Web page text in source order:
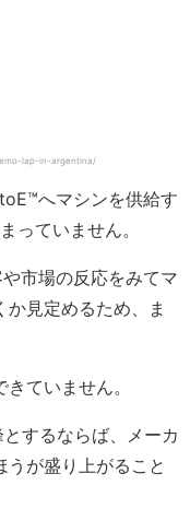
lap-in-argentina/
へマシンを供給す
っていません。
市場の反応をみてマ
見定めるため、ま
ていません。
するならば、メーカ
が盛り上がること